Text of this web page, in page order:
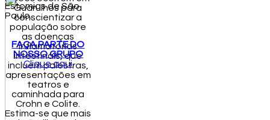
Guarulhos para
conscientizar a
população sobre
as doenças
inflamatórias
intestinais, que
incluem palestras,
apresentações em
teatros e
caminhada para
Crohn e Colite.
Estima-se que mais
Estomias de São
Paulo.
FAÇA PARTE DO
NOSSO GRUPO
Clique aqui